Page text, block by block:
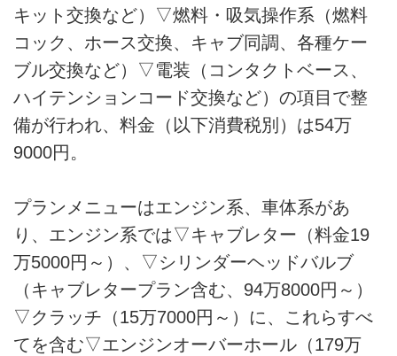
キット交換など）▽燃料・吸気操作系（燃料
コック、ホース交換、キャブ同調、各種ケー
ブル交換など）▽電装（コンタクトベース、
ハイテンションコード交換など）の項目で整
備が行われ、料金（以下消費税別）は54万
9000円。
プランメニューはエンジン系、車体系があ
り、エンジン系では▽キャブレター（料金19
万5000円～）、▽シリンダーヘッドバルブ
（キャブレタープラン含む、94万8000円～）
▽クラッチ（15万7000円～）に、これらすべ
てを含む▽エンジンオーバーホール（179万